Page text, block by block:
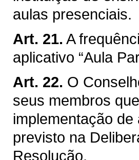
aulas presenciais.
Art. 21. A
aplicativo “Aula
Art. 22. O
seus membros
implementação
previsto na
Resolução.